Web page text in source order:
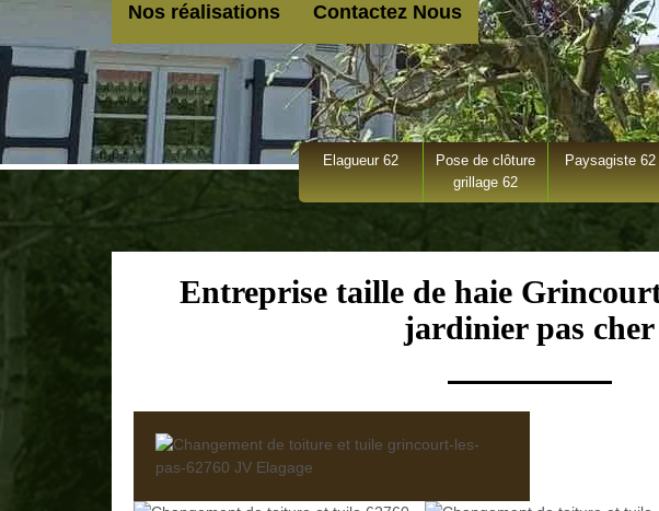
Nos réalisations Contactez Nous
Elagueur 62
Pose de clôture
grillage 62
Paysagiste 62
Entreprise taille de haie
jardinier pas cher